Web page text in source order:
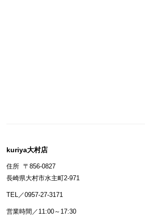
kuriya大村店
住所 〒856-0827
長崎県大村市水主町2-971
TEL／0957-27-3171
営業時間／11:00～17:30